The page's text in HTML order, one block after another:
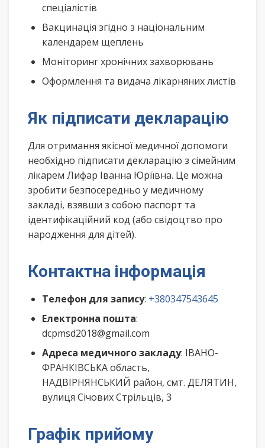
спеціалістів
Вакцинація згідно з національним
календарем щеплень
Моніторинг хронічних захворювань
Оформлення та видача лікарняних листів
Як підписати декларацію
Для отримання якісної медичної допомоги
необхідно підписати декларацію з сімейним
лікарем Лифар Іванна Юріївна. Це можна
зробити безпосередньо у медичному
закладі, взявши з собою паспорт та
ідентифікаційний код (або свідоцтво про
народження для дітей).
Контактна інформація
Телефон для запису: +380347543645
Електронна пошта:
dcpmsd2018@gmail.com
Адреса медичного закладу: ІВАНО-
ФРАНКІВСЬКА область,
НАДВІРНЯНСЬКИЙ район, смт. ДЕЛЯТИН,
вулиця Січових Стрільців, 3
Графік прийому